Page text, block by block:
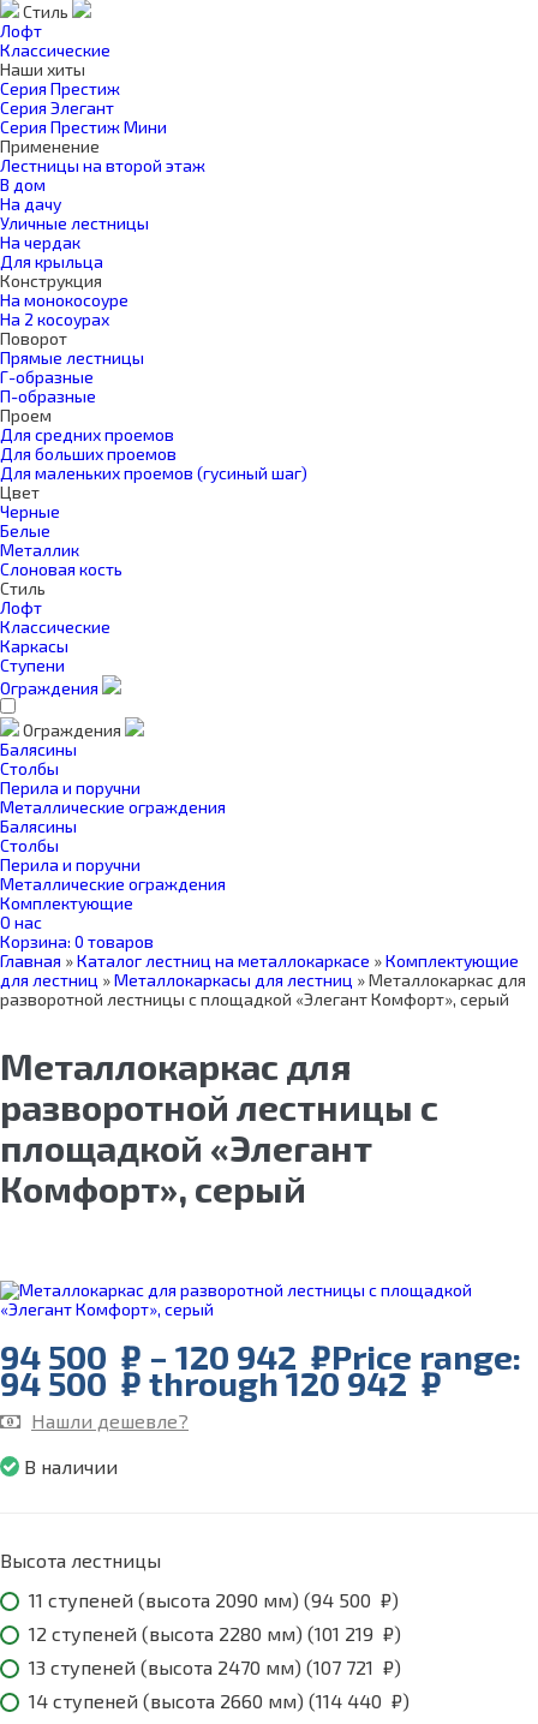
Стиль
Лофт
Классические
Наши хиты
Серия Престиж
Серия Элегант
Серия Престиж Мини
Применение
Лестницы на второй этаж
В дом
На дачу
Уличные лестницы
На чердак
Для крыльца
Конструкция
На монокосоуре
На 2 косоурах
Поворот
Прямые лестницы
Г-образные
П-образные
Проем
Для средних проемов
Для больших проемов
Для маленьких проемов (гусиный шаг)
Цвет
Черные
Белые
Металлик
Слоновая кость
Стиль
Лофт
Классические
Каркасы
Ступени
Ограждения
Ограждения
Балясины
Столбы
Перила и поручни
Металлические ограждения
Балясины
Столбы
Перила и поручни
Металлические ограждения
Комплектующие
О нас
Корзина: 0 товаров
Главная »Каталог лестниц на металлокаркасе »Комплектующие
для лестниц »Металлокаркасы для лестниц »Металлокаркас для
разворотной лестницы с площадкой «Элегант Комфорт», серый
Металлокаркас для
разворотной лестницы с
площадкой «Элегант
Комфорт», серый
94 500 ₽ – 120 942 ₽Price range:
94 500 ₽ through 120 942 ₽
Нашли дешевле?
В наличии
Высота лестницы
11 ступеней (высота 2090 мм) (94 500 ₽)
12 ступеней (высота 2280 мм) (101 219 ₽)
13 ступеней (высота 2470 мм) (107 721 ₽)
14 ступеней (высота 2660 мм) (114 440 ₽)